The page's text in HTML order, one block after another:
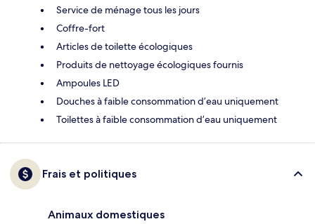
Service de ménage tous les jours
Coffre-fort
Articles de toilette écologiques
Produits de nettoyage écologiques fournis
Ampoules LED
Douches à faible consommation d’eau uniquement
Toilettes à faible consommation d’eau uniquement
Frais et politiques
Animaux domestiques